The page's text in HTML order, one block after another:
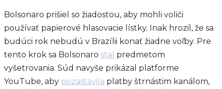
Bolsonaro prišiel so žiadosťou, aby mohli voliči
používať papierové hlasovacie lístky. Inak hrozil, že sa
budúci rok nebudú v Brazílii konať žiadne voľby. Pre
tento krok sa Bolsonaro stal predmetom
vyšetrovania. Súd navyše prikázal platforme
YouTube, aby pozastavila platby štrnástim kanálom,